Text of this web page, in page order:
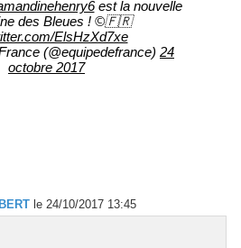
est la nouvelle
des Bleues ! ©️🇫🇷
ElsHzXd7xe
(@equipedefrance) 24
octobre 2017
le 24/10/2017 13:45